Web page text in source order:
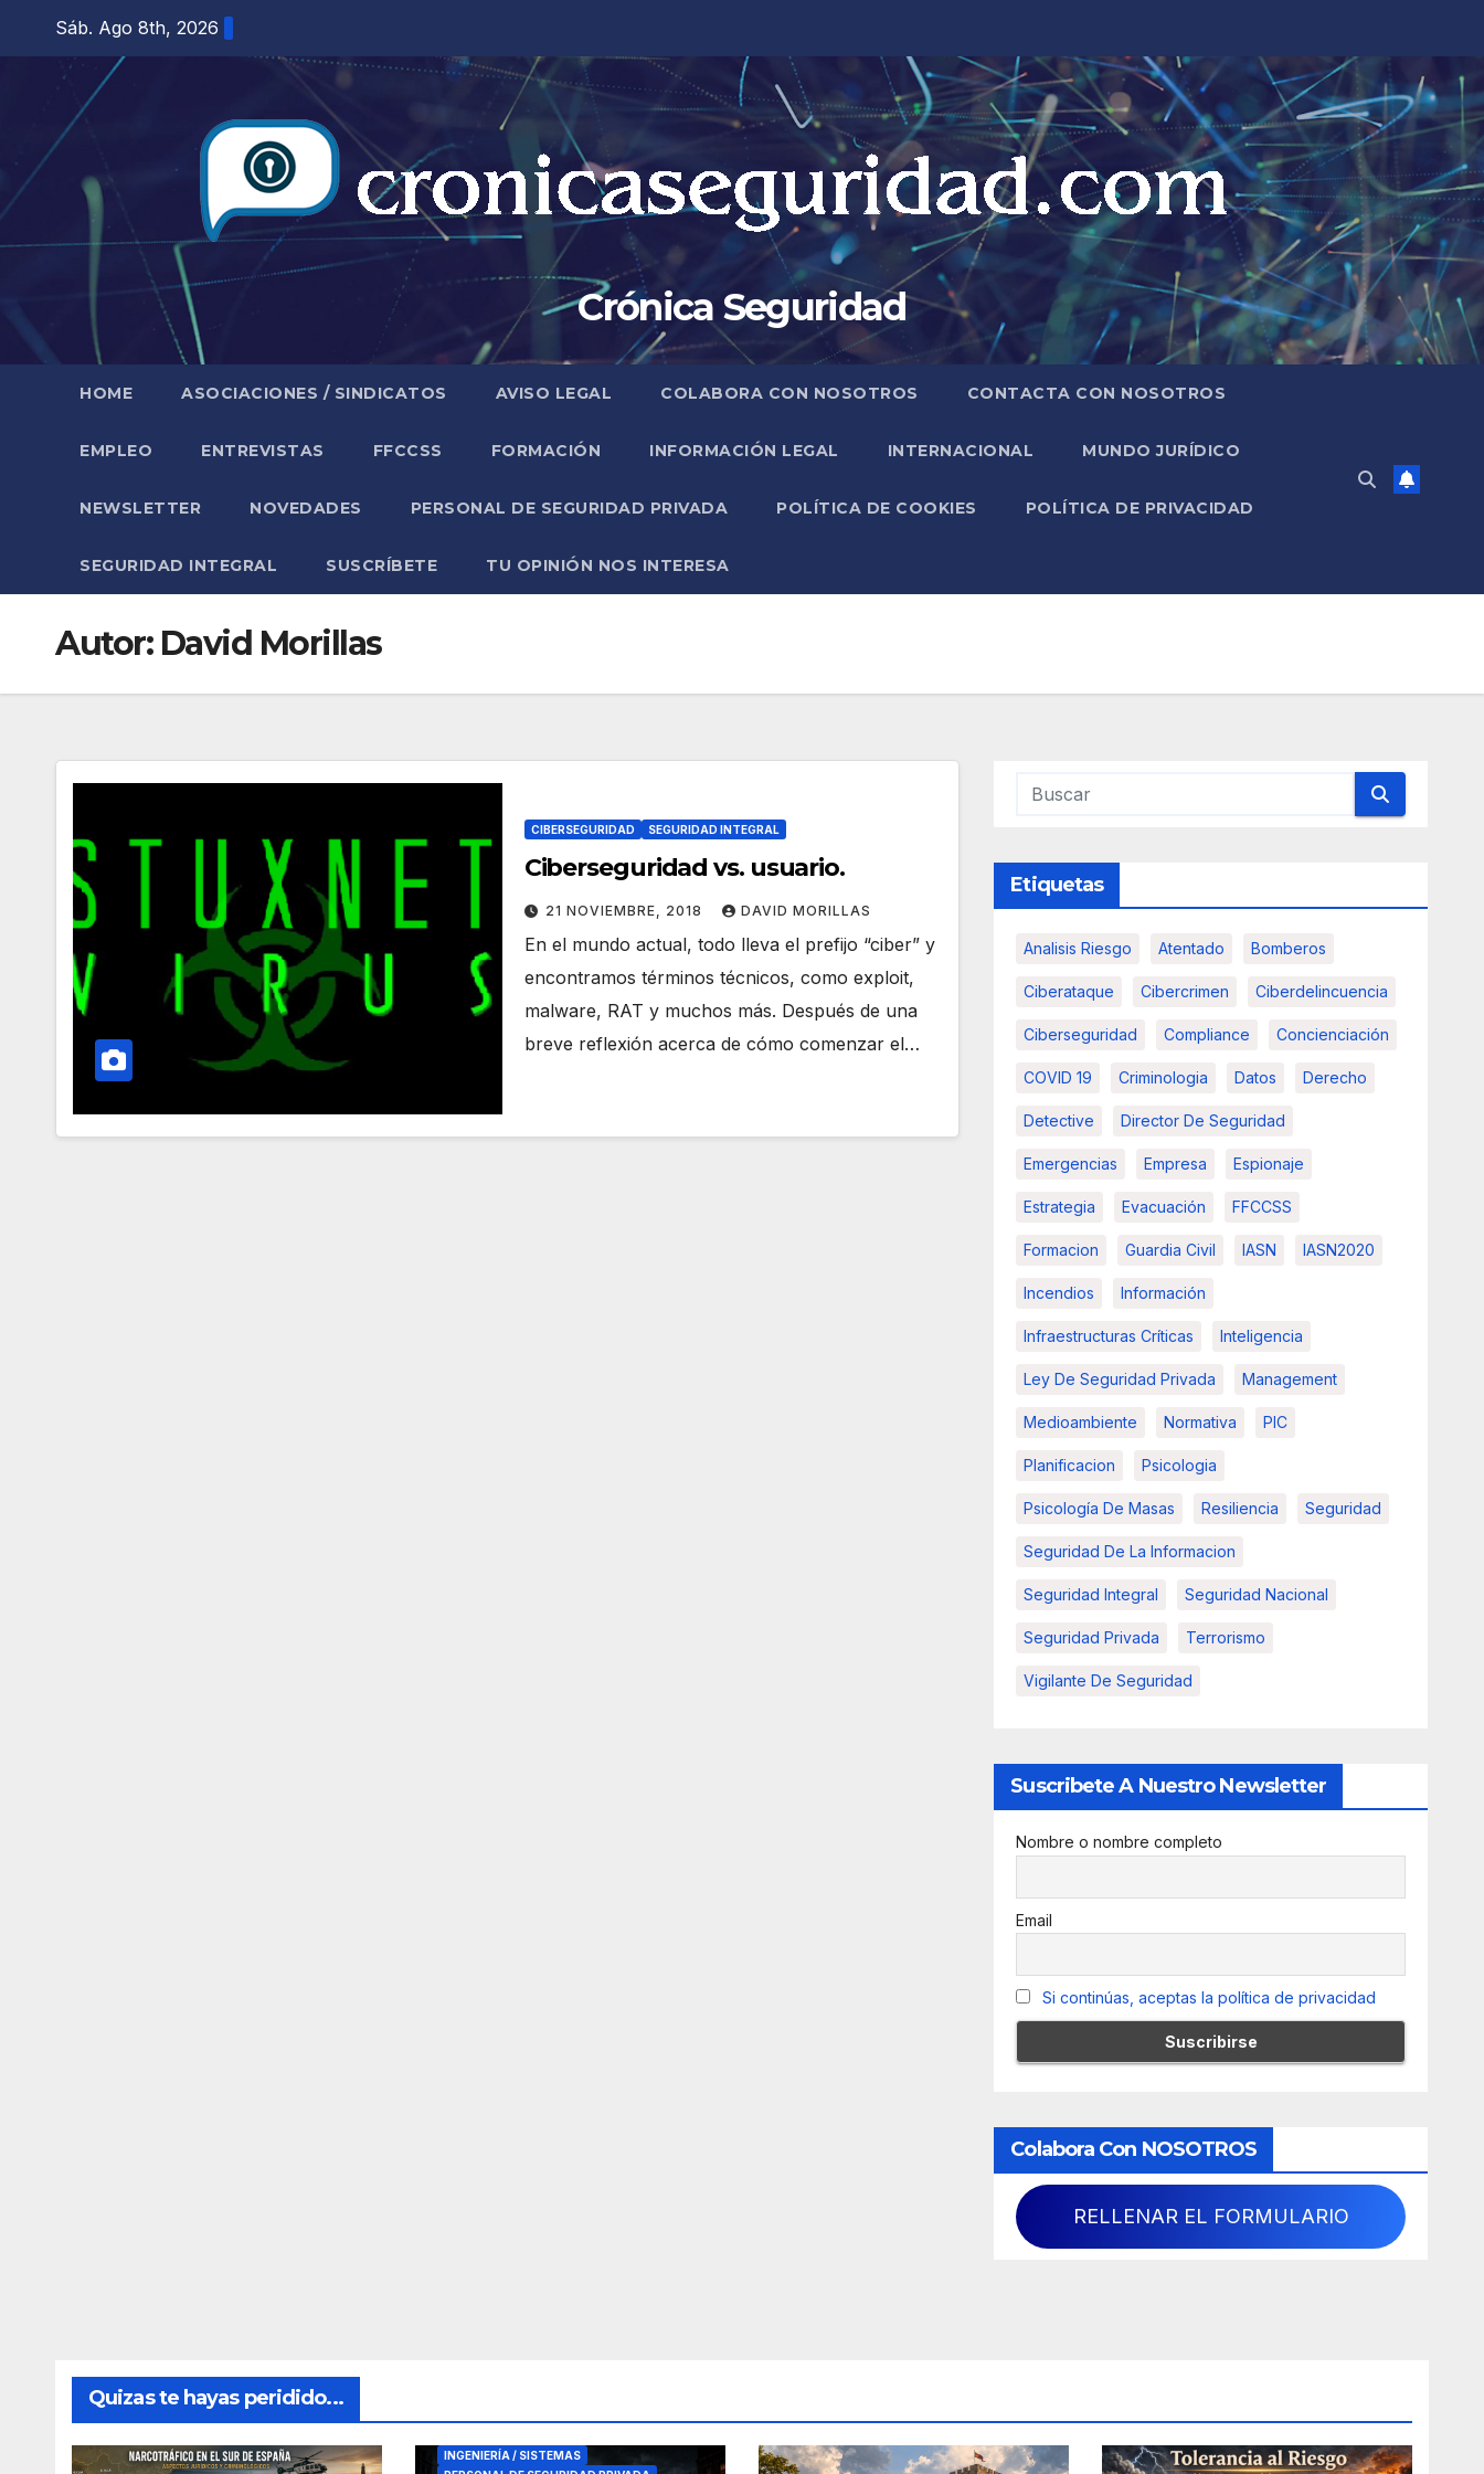
contenido
Sáb. Ago 8th, 2026
Crónica Seguridad
HOME ASOCIACIONES / SINDICATOS AVISO LEGAL COLABORA CON NOSOTROS CONTACTA CON NOSOTROS
EMPLEO ENTREVISTAS FFCCSS FORMACIÓN INFORMACIÓN LEGAL INTERNACIONAL MUNDO JURÍDICO
NEWSLETTER NOVEDADES PERSONAL DE SEGURIDAD PRIVADA POLÍTICA DE COOKIES POLÍTICA DE PRIVACIDAD
SEGURIDAD INTEGRAL SUSCRÍBETE TU OPINIÓN NOS INTERESA
Autor: David Morillas
CIBERSEGURIDAD SEGURIDAD INTEGRAL
Ciberseguridad vs. usuario.
21 NOVIEMBRE, 2018 DAVID MORILLAS
En el mundo actual, todo lleva el prefijo “ciber” y
encontramos términos técnicos, como exploit,
malware, RAT y muchos más. Después de una
breve reflexión acerca de cómo comenzar el…
Etiquetas
Analisis Riesgo Atentado Bomberos
Ciberataque Cibercrimen Ciberdelincuencia
Ciberseguridad Compliance Concienciación
COVID 19 Criminologia Datos Derecho
Detective Director De Seguridad
Emergencias Empresa Espionaje
Estrategia Evacuación FFCCSS
Formacion Guardia Civil IASN IASN2020
Incendios Información
Infraestructuras Críticas Inteligencia
Ley De Seguridad Privada Management
Medioambiente Normativa PIC
Planificacion Psicologia
Psicología De Masas Resiliencia Seguridad
Seguridad De La Informacion
Seguridad Integral Seguridad Nacional
Seguridad Privada Terrorismo
Vigilante De Seguridad
Suscribete A Nuestro Newsletter
Nombre o nombre completo
Email
Si continúas, aceptas la política de privacidad
Colabora Con NOSOTROS
RELLENAR EL FORMULARIO
Quizas te hayas peridido...
INGENIERÍA / SISTEMAS